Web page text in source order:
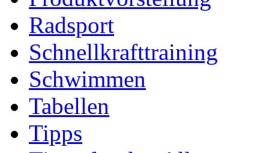
Radsport
Schnellkrafttraining
Schwimmen
Tabellen
Tipps